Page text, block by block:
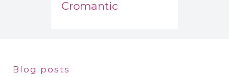
Cromantic
Blog posts